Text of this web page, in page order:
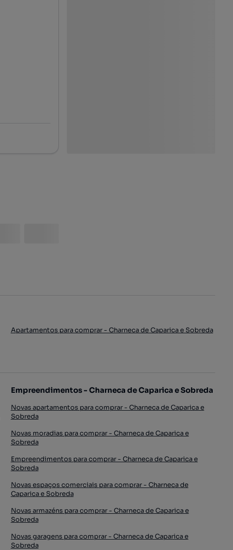
Apartamentos para comprar - Charneca de Caparica e Sobreda
Empreendimentos - Charneca de Caparica e Sobreda
Novas apartamentos para comprar - Charneca de Caparica e
Sobreda
Novas moradias para comprar - Charneca de Caparica e
Sobreda
Empreendimentos para comprar - Charneca de Caparica e
Sobreda
Novas espaços comerciais para comprar - Charneca de
Caparica e Sobreda
Novas armazéns para comprar - Charneca de Caparica e
Sobreda
Novas garagens para comprar - Charneca de Caparica e
Sobreda